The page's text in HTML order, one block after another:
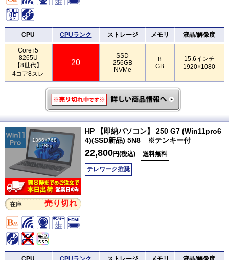
CPU CPUランク ストレージ メモリ 液晶/解像度
Core i5
8265U
【8世代】
4コア8スレ
20
SSD
256GB
NVMe
8
GB
15.6インチ
1920×1080
1366×768
1.78kg
在庫 売り切れ
HP 【即納パソコン】 250 G7 (Win11pro6
4)(SSD新品) 5N8 ※テンキー付
22,800円(税込) 送料無料
テレワーク推奨